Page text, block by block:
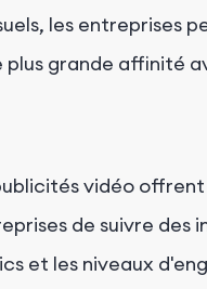
les entreprises
plus grande affinité
vidéo
de suivre des
et les niveaux